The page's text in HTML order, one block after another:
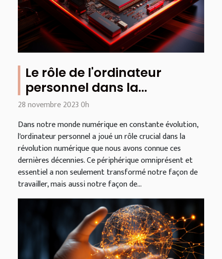
Le rôle de l'ordinateur
personnel dans la
révolution numérique
28 novembre 2023 0h
Dans notre monde numérique en constante évolution,
l'ordinateur personnel a joué un rôle crucial dans la
révolution numérique que nous avons connue ces
dernières décennies. Ce périphérique omniprésent et
essentiel a non seulement transformé notre façon de
travailler, mais aussi notre façon de...